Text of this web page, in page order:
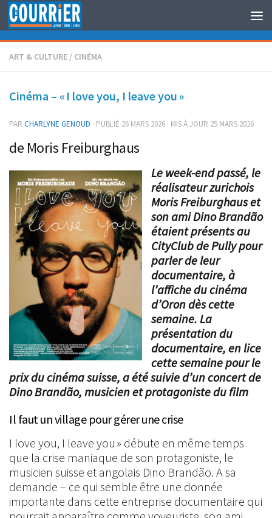
Au dessous du contenu
ART & CULTURE / CINÉMA
Cinéma – « I love you, I leave you »
PAR CHARLYNE GENOUD · PUBLIÉ 26 MARS 2026 · MIS À JOUR 25 MARS 2026
de Moris Freiburghaus
Le week-end passé, le
réalisateur zurichois
Moris Freiburghaus et
son ami Dino Brandão
étaient présents au
CityClub de Pully pour
parler de leur
documentaire, à
l’affiche du cinéma
d’Oron dès cette
semaine. La
présentation du
documentaire, en lice
cette semaine pour le
prix du cinéma suisse, a été suivie d’un concert de
Dino Brandão, musicien et protagoniste du film
Il faut un village pour gérer une crise
I love you, I leave you » débute en même temps
que la crise maniaque de son protagoniste, le
musicien suisse et angolais Dino Brandão. A sa
demande – ce qui semble être une donnée
importante dans cette entreprise documentaire qui